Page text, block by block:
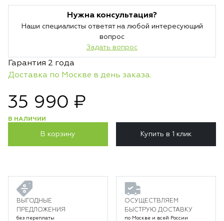
Нужна консультация?
Наши специалисты ответят на любой интересующий
вопрос
Задать вопрос
Гарантия 2 года
Доставка по Москве в день заказа.
35 990 ₽
В НАЛИЧИИ
В корзину Купить в 1 клик
ВЫГОДНЫЕ
ПРЕДЛОЖЕНИЯ
без переплаты
ОСУЩЕСТВЛЯЕМ
БЫСТРУЮ ДОСТАВКУ
по Москве и всей России